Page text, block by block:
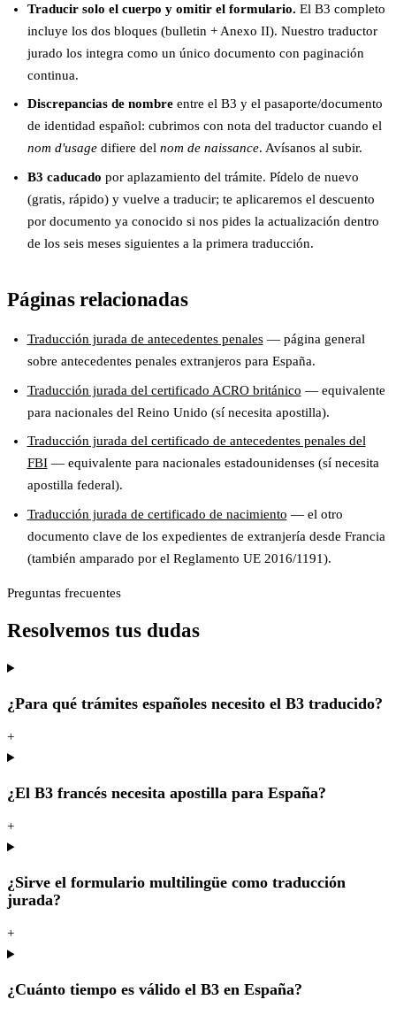
Traducir solo el cuerpo y omitir el formulario. El B3 completo
incluye los dos bloques (bulletin + Anexo II). Nuestro traductor
jurado los integra como un único documento con paginación
continua.
Discrepancias de nombreentre el B3 y el pasaporte/documento
de identidad español: cubrimos con nota del traductor cuando el
nom d'usagedifiere del nom de naissance. Avísanos al subir.
B3 caducado por aplazamiento del trámite. Pídelo de nuevo
(gratis, rápido) y vuelve a traducir; te aplicaremos el descuento
por documento ya conocido si nos pides la actualización dentro
de los seis meses siguientes a la primera traducción.
Páginas relacionadas
Traducción jurada de antecedentes penales— página general
sobre antecedentes penales extranjeros para España.
Traducción jurada del certificado ACRO británico — equivalente
para nacionales del Reino Unido (sí necesita apostilla).
Traducción jurada del certificado de antecedentes penales del
FBI— equivalente para nacionales estadounidenses (sí necesita
apostilla federal).
Traducción jurada de certificado de nacimiento — el otro
documento clave de los expedientes de extranjería desde Francia
(también amparado por el Reglamento UE 2016/1191).
Preguntas frecuentes
Resolvemos tus dudas
¿Para qué trámites españoles necesito el B3 traducido?
+
¿El B3 francés necesita apostilla para España?
+
¿Sirve el formulario multilingüe como traducción
jurada?
+
¿Cuánto tiempo es válido el B3 en España?